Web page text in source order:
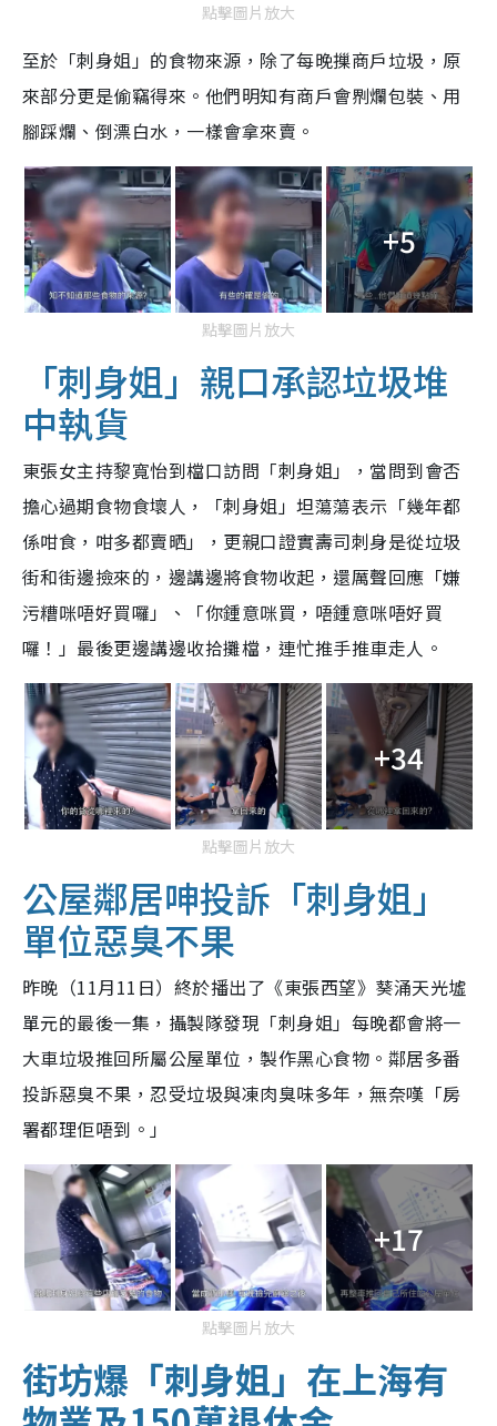
點擊圖片放大
至於「刺身姐」的食物來源，除了每晚摷商戶垃圾，原
來部分更是偷竊得來。他們明知有商戶會𠝹爛包裝、用
腳踩爛、倒漂白水，一樣會拿來賣。
+5
點擊圖片放大
「刺身姐」親口承認垃圾堆
中執貨
東張女主持黎寬怡到檔口訪問「刺身姐」，當問到會否
擔心過期食物食壞人，「刺身姐」坦蕩蕩表示「幾年都
係咁食，咁多都賣晒」，更親口證實壽司刺身是從垃圾
街和街邊撿來的，邊講邊將食物收起，還厲聲回應「嫌
污糟咪唔好買囉」、「你鍾意咪買，唔鍾意咪唔好買
囉！」最後更邊講邊收拾攤檔，連忙推手推車走人。
+34
點擊圖片放大
公屋鄰居呻投訴「刺身姐」
單位惡臭不果
昨晚（11月11日）終於播出了《東張西望》葵涌天光墟
單元的最後一集，攝製隊發現「刺身姐」每晚都會將一
大車垃圾推回所屬公屋單位，製作黑心食物。鄰居多番
投訴惡臭不果，忍受垃圾與凍肉臭味多年，無奈嘆「房
署都理佢唔到。」
+17
點擊圖片放大
街坊爆「刺身姐」在上海有